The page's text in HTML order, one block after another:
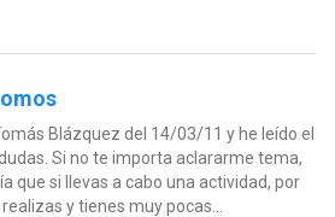
Blázquez del 14/03/11 y he leído el
Si no te importa aclararme tema,
que si llevas a cabo una actividad, por
y tienes muy pocas...